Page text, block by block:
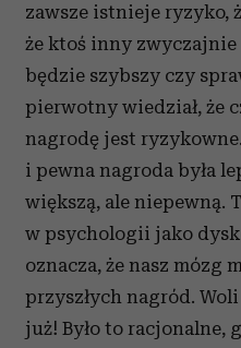
zawsze istnieje ryzyko,
że ktoś inny
będzie szybszy czy
pierwotny wiedział, że
nagrodę jest
i pewna nagroda była
większą, ale niepewną.
w psychologii jako
oznacza, że nasz mózg
przyszłych nagród.
już! Było to racjonalne,